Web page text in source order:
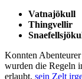
Vatnajökull
Thingvellir
Konnten
wurden die Regeln
erlaubt, sein Zelt